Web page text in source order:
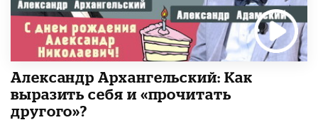
Александр Архангельский: Как
выразить себя и «прочитать
другого»?